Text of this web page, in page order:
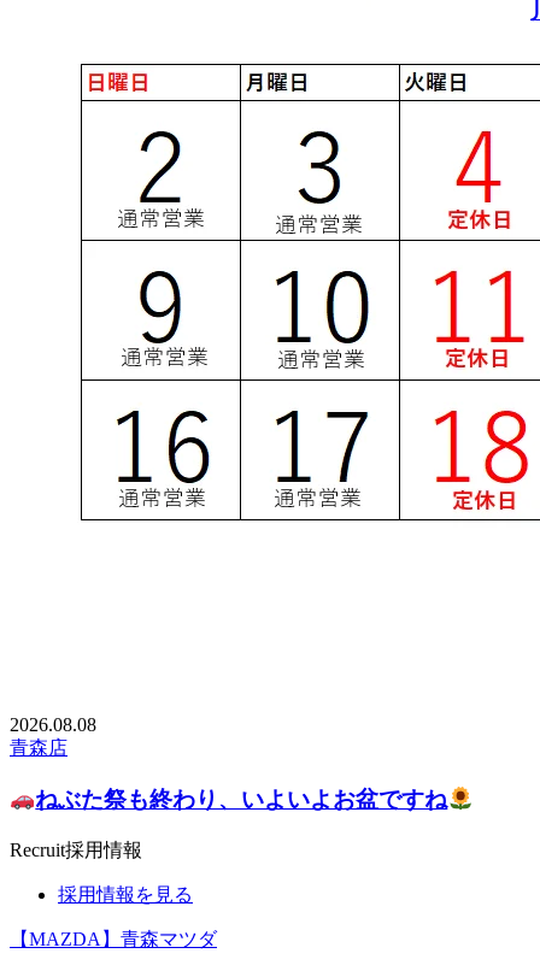
2026.08.08
青森店
ねぶた祭も終わり、いよいよお盆ですね
Recruit採用情報
採用情報を見る
【MAZDA】青森マツダ